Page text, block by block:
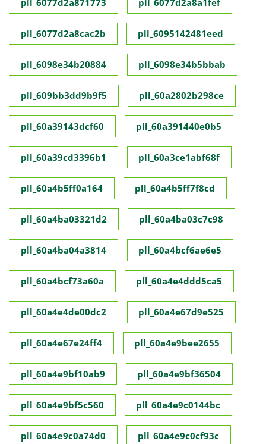
pll_6077d2a871773 pll_6077d2a8a1fef
pll_6077d2a8cac2b pll_6095142481eed
pll_6098e34b20884 pll_6098e34b5bbab
pll_609bb3dd9b9f5 pll_60a2802b298ce
pll_60a39143dcf60 pll_60a391440e0b5
pll_60a39cd3396b1 pll_60a3ce1abf68f
pll_60a4b5ff0a164 pll_60a4b5ff7f8cd
pll_60a4ba03321d2 pll_60a4ba03c7c98
pll_60a4ba04a3814 pll_60a4bcf6ae6e5
pll_60a4bcf73a60a pll_60a4e4ddd5ca5
pll_60a4e4de00dc2 pll_60a4e67d9e525
pll_60a4e67e24ff4 pll_60a4e9bee2655
pll_60a4e9bf10ab9 pll_60a4e9bf36504
pll_60a4e9bf5c560 pll_60a4e9c0144bc
pll_60a4e9c0a74d0 pll_60a4e9c0cf93c